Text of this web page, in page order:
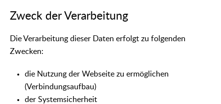
Zweck der Verarbeitung
Die Verarbeitung dieser Daten erfolgt zu folgenden
Zwecken:
die Nutzung der Webseite zu ermöglichen
(Verbindungsaufbau)
der Systemsicherheit